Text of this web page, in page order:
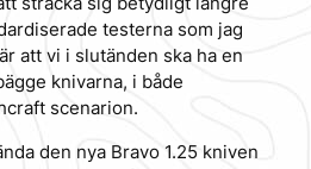
testerna som jag
att vi i slutänden ska ha en
knivarna, i både
scenarion.
den nya Bravo 1.25 kniven